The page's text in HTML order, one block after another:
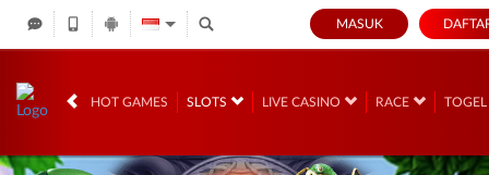
MASUK
HOT GAMES SLOTS LIVE CASINO RACE TOGEL
IDR